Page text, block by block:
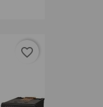
favorite_border